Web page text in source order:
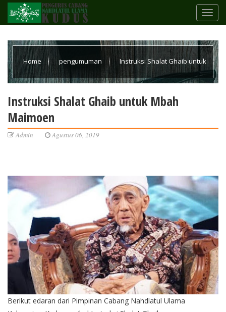
Home pengumuman Instruksi Shalat Ghaib untuk
Instruksi Shalat Ghaib untuk Mbah
Maimoen
Admin Agustus 06, 2019
Berikut edaran dari Pimpinan Cabang Nahdlatul Ulama